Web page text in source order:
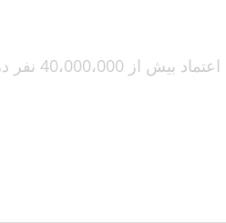
از 40،000،000 نفر در سراسر جهان